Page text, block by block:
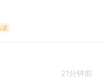
证
21分钟前